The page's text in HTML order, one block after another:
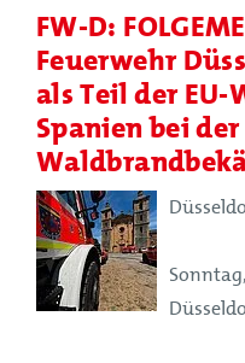
FW-D:
Feuerwehr
als Teil der
Spanien bei der